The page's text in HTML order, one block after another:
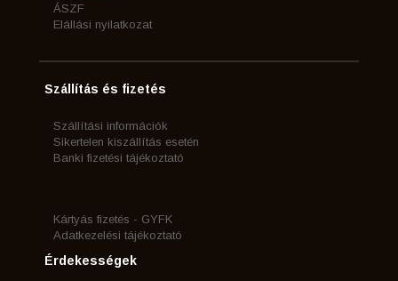
ÁSZF
Elállási nyilatkozat
Szállítás és fizetés
Szállítási információk
Sikertelen kiszállítás esetén
Banki fizetési tájékoztató
Kártyás fizetés - GYFK
Adatkezelési tájékoztató
Érdekességek